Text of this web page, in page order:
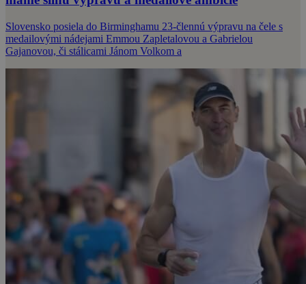
Slovensko posiela do Birminghamu 23-člennú výpravu na čele s
medailovými nádejami Emmou Zapletalovou a Gabrielou
Gajanovou, či stálicami Jánom Volkom a